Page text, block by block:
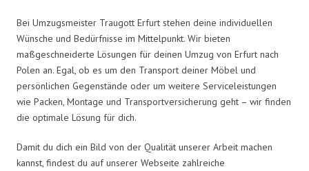
Bei Umzugsmeister Traugott Erfurt stehen deine individuellen
Wünsche und Bedürfnisse im Mittelpunkt. Wir bieten
maßgeschneiderte Lösungen für deinen Umzug von Erfurt nach
Polen an. Egal, ob es um den Transport deiner Möbel und
persönlichen Gegenstände oder um weitere Serviceleistungen
wie Packen, Montage und Transportversicherung geht – wir finden
die optimale Lösung für dich.
Damit du dich ein Bild von der Qualität unserer Arbeit machen
kannst, findest du auf unserer Webseite zahlreiche